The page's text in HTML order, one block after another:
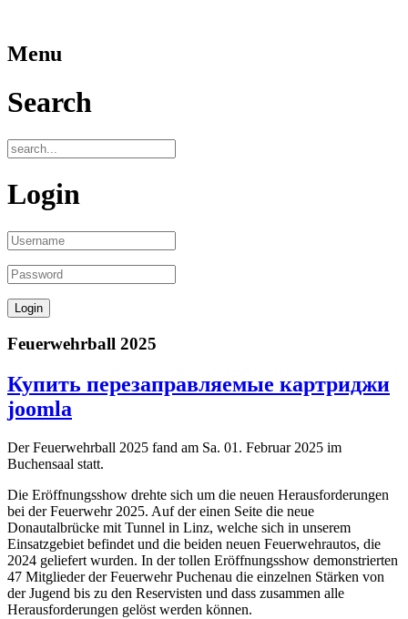
Menu
Search
Login
Feuerwehrball 2025
Купить перезаправляемые картриджи
joomla
Der Feuerwehrball 2025 fand am Sa. 01. Februar 2025 im
Buchensaal statt.
Die Eröffnungsshow drehte sich um die neuen Herausforderungen
bei der Feuerwehr 2025. Auf der einen Seite die neue
Donautalbrücke mit Tunnel in Linz, welche sich in unserem
Einsatzgebiet befindet und die beiden neuen Feuerwehrautos, die
2024 geliefert wurden. In der tollen Eröffnungsshow demonstrierten
47 Mitglieder der Feuerwehr Puchenau die einzelnen Stärken von
der Jugend bis zu den Reservisten und dass zusammen alle
Herausforderungen gelöst werden können.